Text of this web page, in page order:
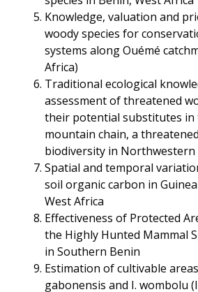
Knowledge, valuation and
woody species for
systems along Ouémé
Africa)
Traditional ecological
assessment of threatened
their potential substitutes in
mountain chain, a
biodiversity in Northwestern
Spatial and temporal
soil organic carbon in
West Africa
Effectiveness of Protected
the Highly Hunted Mammal
in Southern Benin
Estimation of cultivable
gabonensis and I. wombolu